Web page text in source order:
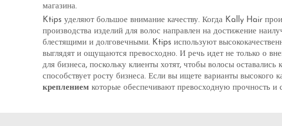
магазина.
Ktips уделяют большое внимание качеству. Когда Kally Hair
производства изделий для волос направлен на достижение
блестящими и долговечными. Ktips используют
выглядят и ощущаются превосходно. И речь идет не только о
для бизнеса, поскольку клиенты хотят, чтобы волосы
способствует росту бизнеса. Если вы ищете варианты высокого
креплением которые обеспечивают превосходную прочность и